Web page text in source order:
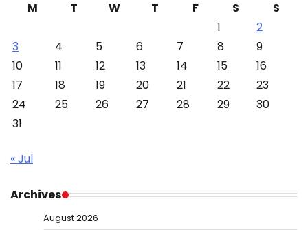
M
T W T F S
S
1
2
3
4 5 6 7 8
9
10
11 12 13 14 15
16
17
18 19 20 21 22
23
24
25 26 27 28 29
30
31
« Jul
Archives
August 2026